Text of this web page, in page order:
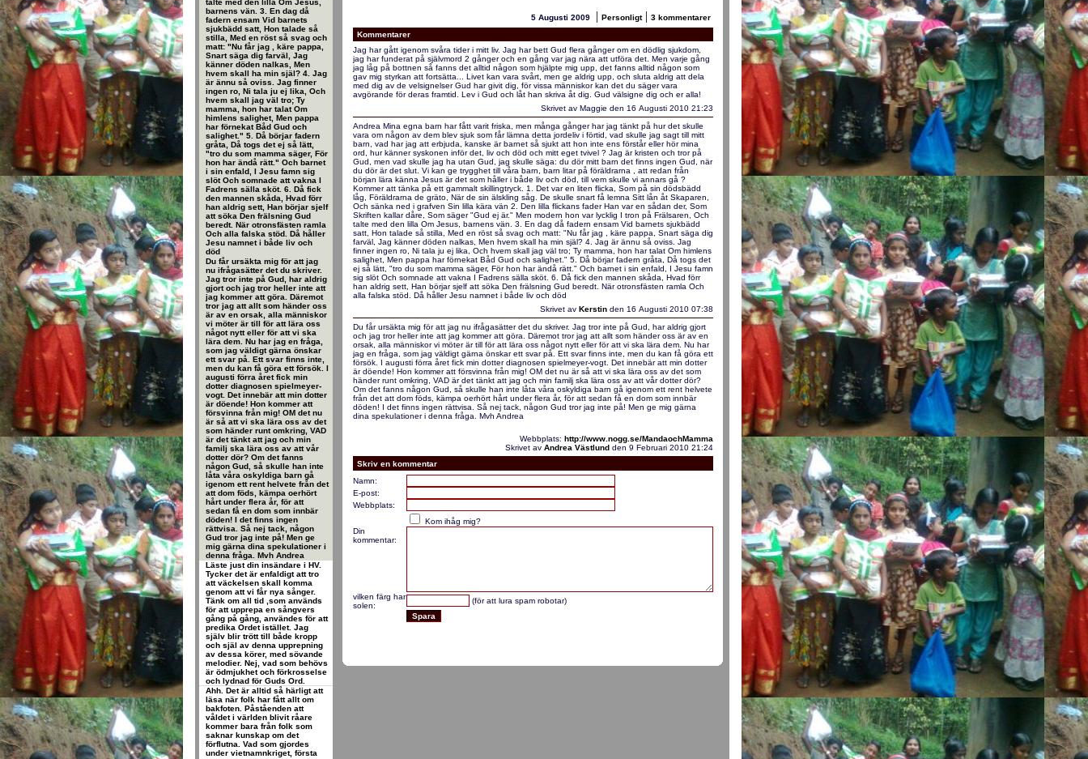
talte med den lilla Om Jesus,
barnens vän. 3. En dag då
fadern ensam Vid barnets
sjukbädd satt, Hon talade så
stilla, Med en röst så svag och
matt: "Nu får jag , käre pappa,
Snart säga dig farväl, Jag
känner döden nalkas, Men
hvem skall ha min själ? 4. Jag
är ännu så oviss. Jag finner
ingen ro, Ni tala ju ej lika, Och
hvem skall jag väl tro; Ty
mamma, hon har talat Om
himlens salighet, Men pappa
har förnekat Båd Gud och
salighet." 5. Då börjar fadern
gråta, Då togs det ej så lätt,
"tro du som mamma säger, För
hon har ändå rätt." Och barnet
i sin enfald, I Jesu famn sig
slöt Och somnade att vakna I
Fadrens sälla sköt. 6. Då fick
den mannen skåda, Hvad förr
han aldrig sett, Han börjar sjelf
att söka Den frälsning Gud
beredt. När otronsfästen ramla
Och alla falska stöd. Då håller
Jesu namnet i både liv och
död
Du får ursäkta mig för att jag
nu ifrågasätter det du skriver.
Jag tror inte på Gud, har aldrig
gjort och jag tror heller inte att
jag kommer att göra. Däremot
tror jag att allt som händer oss
är av en orsak, alla människor
vi möter är till för att lära oss
något nytt eller för att vi ska
lära dem. Nu har jag en fråga,
som jag väldigt gärna önskar
ett svar på. Ett svar finns inte,
men du kan få göra ett försök. I
augusti förra året fick min
dotter diagnosen spielmeyer-
vogt. Det innebär att min dotter
är döende! Hon kommer att
försvinna från mig! OM det nu
är så att vi ska lära oss av det
som händer runt omkring, VAD
är det tänkt att jag och min
familj ska lära oss av att vår
dotter dör? Om det fanns
någon Gud, så skulle han inte
låta våra oskyldiga barn gå
igenom ett rent helvete från det
att dom föds, kämpa oerhört
hårt under flera år, för att
sedan få en dom som innbär
döden! I det finns ingen
rättvisa. Så nej tack, någon
Gud tror jag inte på! Men ge
mig gärna dina spekulationer i
denna fråga. Mvh Andrea
Läste just din insändare i HV.
Tycker det är enfaldigt att tro
att väckelsen skall komma
genom att vi får nya sånger.
Tänk om all tid ,som används
för att upprepa en sångvers
gång på gång, användes för att
predika Ordet istället. Jag
själv blir trött till både kropp
och själ av denna upprepning
av dessa körer, med sövande
melodier. Nej, vad som behövs
är ödmjukhet och förkrosselse
och lydnad för Guds Ord.
Ahh. Det är alltid så härligt att
läsa när folk har fått allt om
bakfoten. Påståenden att
våldet i världen blivit råare
kommer bara från folk som
saknar kunskap om det
förflutna. Vad som gjordes
under vietnamnkriget, första
5 Augusti 2009 | Personligt| 3 kommentarer
Kommentarer
Jag har gått igenom svåra tider i mitt liv. Jag har bett Gud flera gånger om en dödlig sjukdom,
jag har funderat på självmord 2 gånger och en gång var jag nära att utföra det. Men varje gång
jag låg på bottnen så fanns det alltid någon som hjälpte mig upp, det fanns alltid någon som
gav mig styrkan att fortsätta... Livet kan vara svårt, men ge aldrig upp, och sluta aldrig att dela
med dig av de velsignelser Gud har givit dig, för vissa människor kan det du säger vara
avgörande för deras framtid. Lev i Gud och låt han skriva åt dig. Gud välsigne dig och er alla!
Skrivet av Maggie den 16 Augusti 2010 21:23
Andrea Mina egna barn har fått varit friska, men många gånger har jag tänkt på hur det skulle
vara om någon av dem blev sjuk som får lämna detta jordeliv i förtid, vad skulle jag sagt till mitt
barn, vad har jag att erbjuda, kanske är barnet så sjukt att hon inte ens förstår eller hör mina
ord, hur känner syskonen inför det, liv och död och mitt eget tvivel ? Jag är kristen och tror på
Gud, men vad skulle jag ha utan Gud, jag skulle säga: du dör mitt barn det finns ingen Gud, när
du dör är det slut. Vi kan ge trygghet till våra barn, barn litar på föräldrarna , att redan från
början lära känna Jesus är det som håller i både liv och död, till vem skulle vi annars gå ?
Kommer att tänka på ett gammalt skillingtryck. 1. Det var en liten flicka, Som på sin dödsbädd
låg, Föräldrarna de gräto, När de sin älskling såg. De skulle snart få lemna Sitt lån åt Skaparen,
Och sänka ned i grafven Sin lilla kära vän 2. Den lilla flickans fader Han var en sådan der, Som
Skriften kallar dåre, Som säger "Gud ej är." Men modern hon var lycklig I tron på Frälsaren, Och
talte med den lilla Om Jesus, barnens vän. 3. En dag då fadern ensam Vid barnets sjukbädd
satt, Hon talade så stilla, Med en röst så svag och matt: "Nu får jag , käre pappa, Snart säga dig
farväl, Jag känner döden nalkas, Men hvem skall ha min själ? 4. Jag är ännu så oviss. Jag
finner ingen ro, Ni tala ju ej lika, Och hvem skall jag väl tro; Ty mamma, hon har talat Om himlens
salighet, Men pappa har förnekat Båd Gud och salighet." 5. Då börjar fadern gråta, Då togs det
ej så lätt, "tro du som mamma säger, För hon har ändå rätt." Och barnet i sin enfald, I Jesu famn
sig slöt Och somnade att vakna I Fadrens sälla sköt. 6. Då fick den mannen skåda, Hvad förr
han aldrig sett, Han börjar sjelf att söka Den frälsning Gud beredt. När otronsfästen ramla Och
alla falska stöd. Då håller Jesu namnet i både liv och död
Skrivet av Kerstinden 16 Augusti 2010 07:38
Du får ursäkta mig för att jag nu ifrågasätter det du skriver. Jag tror inte på Gud, har aldrig gjort
och jag tror heller inte att jag kommer att göra. Däremot tror jag att allt som händer oss är av en
orsak, alla människor vi möter är till för att lära oss något nytt eller för att vi ska lära dem. Nu har
jag en fråga, som jag väldigt gärna önskar ett svar på. Ett svar finns inte, men du kan få göra ett
försök. I augusti förra året fick min dotter diagnosen spielmeyer-vogt. Det innebär att min dotter
är döende! Hon kommer att försvinna från mig! OM det nu är så att vi ska lära oss av det som
händer runt omkring, VAD är det tänkt att jag och min familj ska lära oss av att vår dotter dör?
Om det fanns någon Gud, så skulle han inte låta våra oskyldiga barn gå igenom ett rent helvete
från det att dom föds, kämpa oerhört hårt under flera år, för att sedan få en dom som innbär
döden! I det finns ingen rättvisa. Så nej tack, någon Gud tror jag inte på! Men ge mig gärna
dina spekulationer i denna fråga. Mvh Andrea
Webbplats: http://www.nogg.se/MandaochMamma
Skrivet av Andrea Västlundden 9 Februari 2010 21:24
Skriv en kommentar
Namn:
E-post:
Webbplats:
Kom ihåg mig?
Din
kommentar:
vilken färg har
solen:
(för att lura spam robotar)